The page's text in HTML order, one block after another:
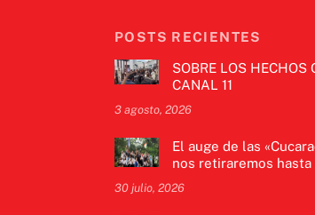
POSTS RECIENTES
SOBRE LOS HECHOS
CANAL 11
3 agosto, 2026
El auge de las
nos retiraremos hasta
30 julio, 2026